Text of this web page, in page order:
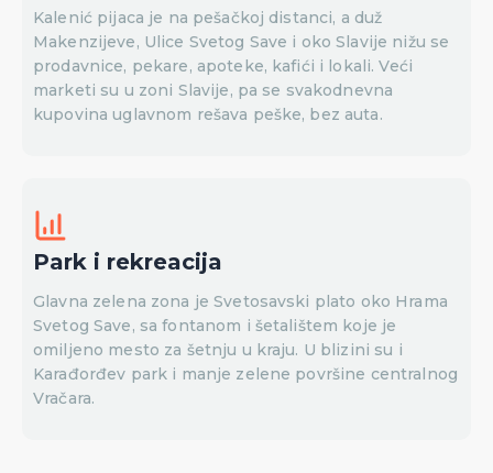
Kalenić pijaca je na pešačkoj distanci, a duž
Makenzijeve, Ulice Svetog Save i oko Slavije nižu se
prodavnice, pekare, apoteke, kafići i lokali. Veći
marketi su u zoni Slavije, pa se svakodnevna
kupovina uglavnom rešava peške, bez auta.
Park i rekreacija
Glavna zelena zona je Svetosavski plato oko Hrama
Svetog Save, sa fontanom i šetalištem koje je
omiljeno mesto za šetnju u kraju. U blizini su i
Karađorđev park i manje zelene površine centralnog
Vračara.